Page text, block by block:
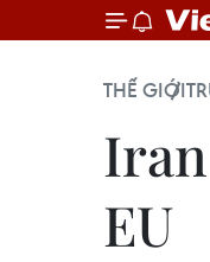
THẾ GIỚI
EU